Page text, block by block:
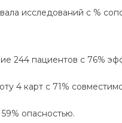
исследований с %
244 пациентов с 76%
4 карт с 71%
опасностью.